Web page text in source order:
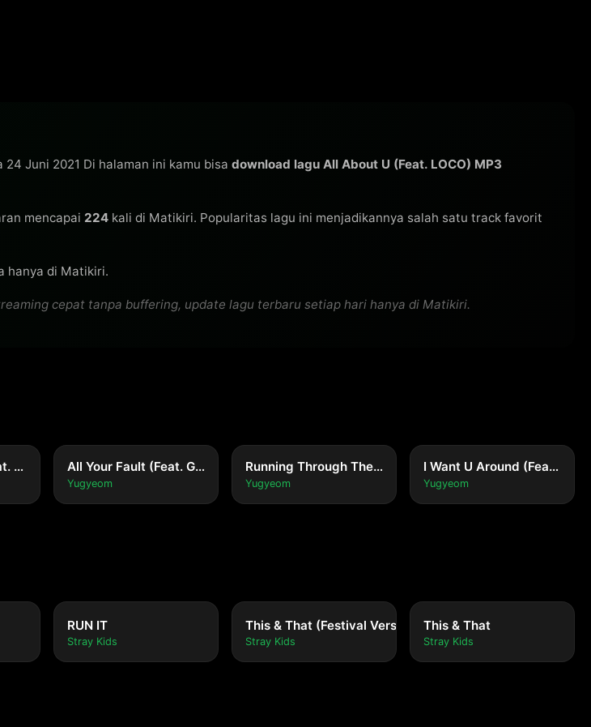
24 Juni 2021 Di halaman ini kamu bisa download lagu All About U (Feat. LOCO) MP3
mencapai 224 kali di Matikiri. Popularitas lagu ini menjadikannya salah satu track favorit
hanya di Matikiri.
cepat tanpa buffering, update lagu terbaru setiap hari hanya di Matikiri.
Love The Way (Feat. Jay Park, Punchnello) All Your Fault (Feat. GRAY)
Yugyeom
Running Through The Rain
Yugyeom
I Want U Around (Feat. DeVita)
Yugyeom
RUN IT
Stray Kids
This & That (Festival Version)
Stray Kids
This & That
Stray Kids